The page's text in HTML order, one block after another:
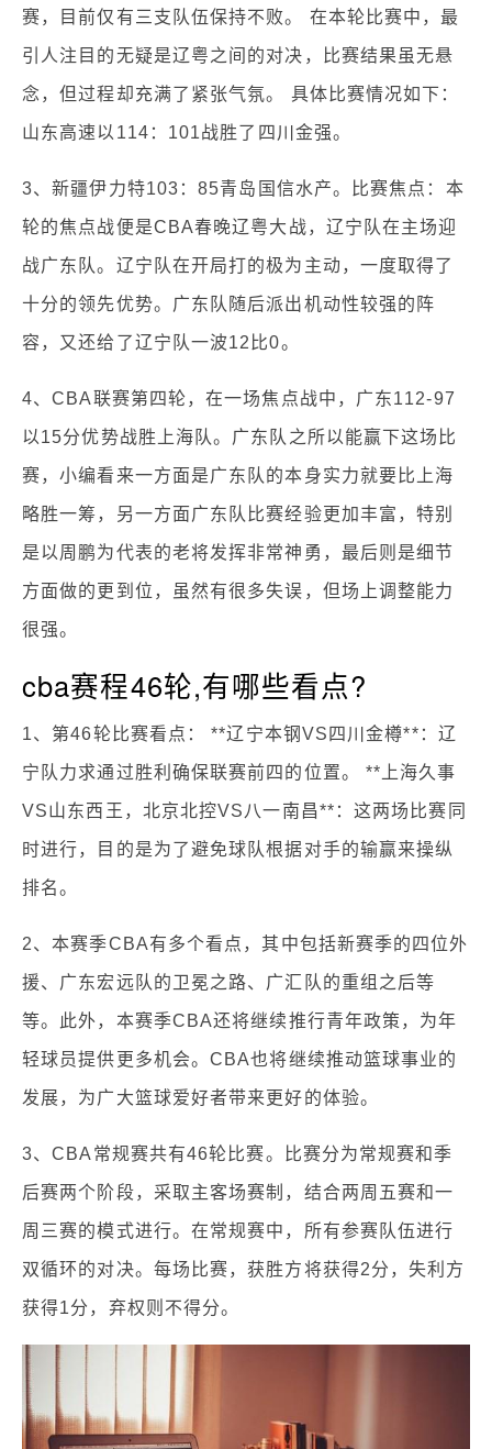
赛，目前仅有三支队伍保持不败。 在本轮比赛中，最
引人注目的无疑是辽粤之间的对决，比赛结果虽无悬
念，但过程却充满了紧张气氛。 具体比赛情况如下：
山东高速以114：101战胜了四川金强。
3、新疆伊力特103：85青岛国信水产。比赛焦点：本
轮的焦点战便是CBA春晚辽粤大战，辽宁队在主场迎
战广东队。辽宁队在开局打的极为主动，一度取得了
十分的领先优势。广东队随后派出机动性较强的阵
容，又还给了辽宁队一波12比0。
4、CBA联赛第四轮，在一场焦点战中，广东112-97
以15分优势战胜上海队。广东队之所以能赢下这场比
赛，小编看来一方面是广东队的本身实力就要比上海
略胜一筹，另一方面广东队比赛经验更加丰富，特别
是以周鹏为代表的老将发挥非常神勇，最后则是细节
方面做的更到位，虽然有很多失误，但场上调整能力
很强。
cba赛程46轮,有哪些看点?
1、第46轮比赛看点： **辽宁本钢VS四川金樽**：辽
宁队力求通过胜利确保联赛前四的位置。 **上海久事
VS山东西王，北京北控VS八一南昌**：这两场比赛同
时进行，目的是为了避免球队根据对手的输赢来操纵
排名。
2、本赛季CBA有多个看点，其中包括新赛季的四位外
援、广东宏远队的卫冕之路、广汇队的重组之后等
等。此外，本赛季CBA还将继续推行青年政策，为年
轻球员提供更多机会。CBA也将继续推动篮球事业的
发展，为广大篮球爱好者带来更好的体验。
3、CBA常规赛共有46轮比赛。比赛分为常规赛和季
后赛两个阶段，采取主客场赛制，结合两周五赛和一
周三赛的模式进行。在常规赛中，所有参赛队伍进行
双循环的对决。每场比赛，获胜方将获得2分，失利方
获得1分，弃权则不得分。